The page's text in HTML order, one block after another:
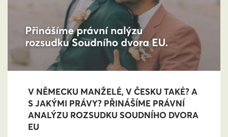
V NĚMECKU MANŽELÉ, V ČESKU TAKÉ? A
S JAKÝMI PRÁVY? PŘINÁŠÍME PRÁVNÍ
ANALÝZU ROZSUDKU SOUDNÍHO DVORA
EU